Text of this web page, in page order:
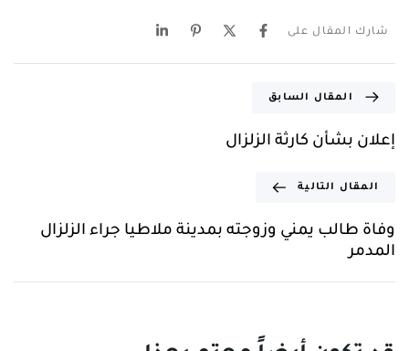
شارك المقال على
المقال السابق
إعلان بشأن كارثة الزلزال
المقال التالية
وفاة طالب يمني وزوجته بمدينة ملاطيا جراء الزلزال
المدمر